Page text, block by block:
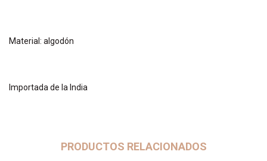
Material: algodón
Importada de la India
PRODUCTOS RELACIONADOS